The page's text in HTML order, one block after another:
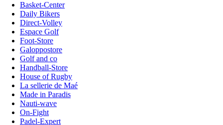
Basket-Center
Daily Bikers
Direct-Volley
Espace Golf
Foot-Store
Galoppostore
Golf and co
Handball-Store
House of Rugby
La sellerie de Maé
Made in Paradis
Nauti-wave
On-Fight
Padel-Expert